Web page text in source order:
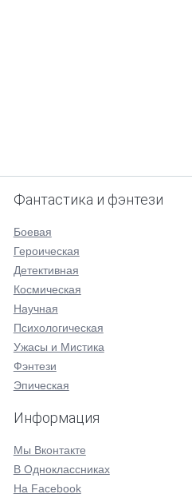
Фантастика и фэнтези
Боевая
Героическая
Детективная
Космическая
Научная
Психологическая
Ужасы и Мистика
Фэнтези
Эпическая
Информация
Мы Вконтакте
В Одноклассниках
На Facebook